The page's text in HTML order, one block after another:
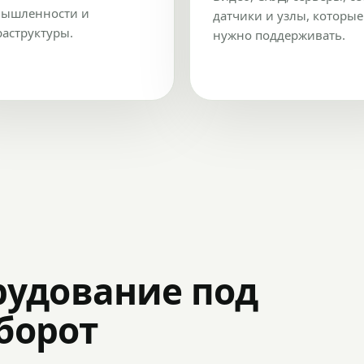
и
датчики и узлы, которые
нужно поддерживать.
под